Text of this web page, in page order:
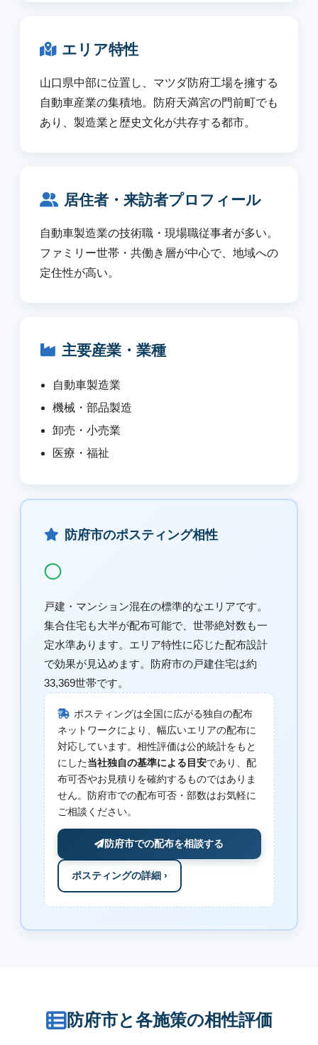
エリア特性
山口県中部に位置し、マツダ防府工場を擁する
自動車産業の集積地。防府天満宮の門前町でも
あり、製造業と歴史文化が共存する都市。
居住者・来訪者プロフィール
自動車製造業の技術職・現場職従事者が多い。
ファミリー世帯・共働き層が中心で、地域への
定住性が高い。
主要産業・業種
自動車製造業
機械・部品製造
卸売・小売業
医療・福祉
防府市のポスティング相性
◯
戸建・マンション混在の標準的なエリアです。
集合住宅も大半が配布可能で、世帯絶対数も一
定水準あります。エリア特性に応じた配布設計
で効果が見込めます。防府市の戸建住宅は約
33,369世帯です。
ポスティングは全国に広がる独自の配布
ネットワークにより、幅広いエリアの配布に
対応しています。相性評価は公的統計をもと
にした当社独自の基準による目安であり、配
布可否やお見積りを確約するものではありま
せん。防府市での配布可否・部数はお気軽に
ご相談ください。
防府市での配布を相談する
ポスティングの詳細 ›
防府市と各施策の相性評価